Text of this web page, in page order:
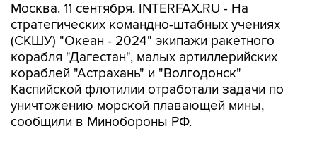
Москва. 11 сентября. INTERFAX.RU - На
стратегических командно-штабных учениях
(СКШУ) "Океан - 2024" экипажи ракетного
корабля "Дагестан", малых артиллерийских
кораблей "Астрахань" и "Волгодонск"
Каспийской флотилии отработали задачи по
уничтожению морской плавающей мины,
сообщили в Минобороны РФ.